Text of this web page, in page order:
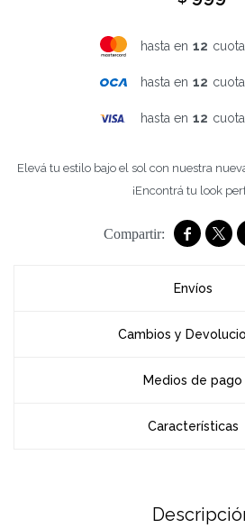
hasta en 12
hasta en 12
hasta en 12
Elevá tu estilo bajo el sol con nuestra
¡Encontrá tu look
 
Envíos
Cambios y
Medios de pago
Características